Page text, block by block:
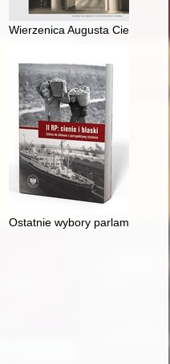
- recenzja]
Wierzenica Augusta
w latach 1918-1920 w
Ostatnie wybory